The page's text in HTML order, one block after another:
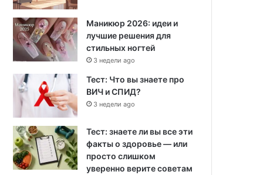
Маникюр 2026: идеи и
лучшие решения для
стильных ногтей
3 недели ago
Тест: Что вы знаете про
ВИЧ и СПИД?
3 недели ago
Тест: знаете ли вы все эти
факты о здоровье — или
просто слишком
уверенно верите советам